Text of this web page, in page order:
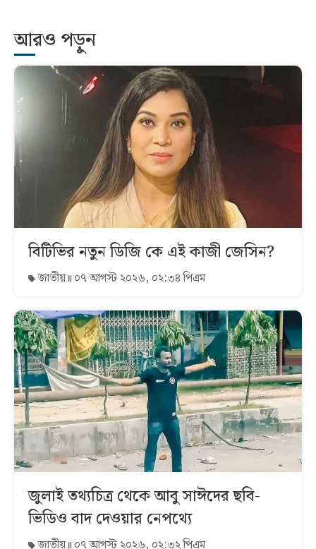
আরও পড়ুন
বিটিভির নতুন ডিজি কে এই কাজী জেসিন?
জাতীয় ০৭ আগস্ট ২০২৬, ০২:৩৪ পিএম
জুলাই তথ্যচিত্র থেকে আবু সাঈদের ছবি-
ভিডিও বাদ দেওয়ার নেপথ্যে
জাতীয় ০৭ আগস্ট ২০২৬, ০২:৩২ পিএম